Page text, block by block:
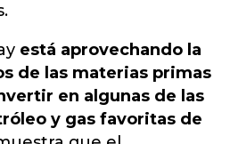
está aprovechando la
de las materias primas
en algunas de las
y gas favoritas de